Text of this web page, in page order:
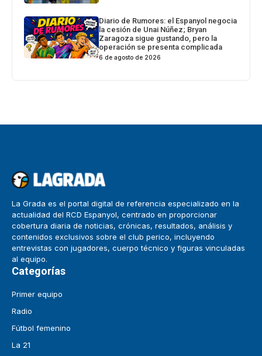
Diario de Rumores: el Espanyol negocia
la cesión de Unai Núñez; Bryan
Zaragoza sigue gustando, pero la
operación se presenta complicada
6 de agosto de 2026
La Grada es el portal digital de referencia especializado en la
actualidad del RCD Espanyol, centrado en proporcionar
cobertura diaria de noticias, crónicas, resultados, análisis y
contenidos exclusivos sobre el club perico, incluyendo
entrevistas con jugadores, cuerpo técnico y figuras vinculadas
al equipo.
Categorías
Primer equipo
Radio
Fútbol femenino
La 21